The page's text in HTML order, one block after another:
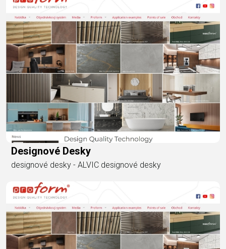
Designové Desky
designové desky - ALVIC designové desky